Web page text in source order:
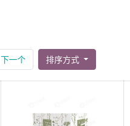
下一个 排序方式